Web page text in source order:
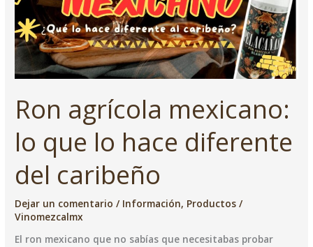
Ron agrícola mexicano:
lo que lo hace diferente
del caribeño
Dejar un comentario / Información, Productos /
Vinomezcalmx
El ron mexicano que no sabías que necesitabas probar